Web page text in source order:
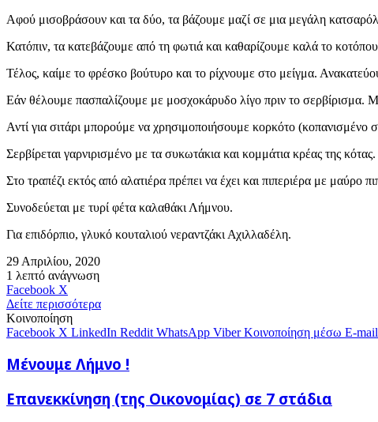
Αφού μισοβράσουν και τα δύο, τα βάζουμε μαζί σε μια μεγάλη
Κατόπιν, τα κατεβάζουμε από τη φωτιά και καθαρίζουμε καλά το
Τέλος, καίμε το φρέσκο βούτυρο και το ρίχνουμε στο μείγμα.
Εάν θέλουμε πασπαλίζουμε με μοσχοκάρυδο λίγο πριν το σερβίρισμα.
Αντί για σιτάρι μπορούμε να χρησιμοποιήσουμε κορκότο
Σερβίρεται γαρνιρισμένο με τα συκωτάκια και κομμάτια κρέας της κότας.
Στο τραπέζι εκτός από αλατιέρα πρέπει να έχει και πιπεριέρα με μαύρο
Συνοδεύεται με τυρί φέτα καλαθάκι Λήμνου.
Για επιδόρπιο, γλυκό κουταλιού νεραντζάκι Αχιλλαδέλη.
29 Απριλίου, 2020
1 λεπτό ανάγνωση
Facebook X
μέσω
E-
mail
Δείτε περισσότερα
Κοινοποίηση
Facebook X LinkedIn Reddit WhatsApp Viber Κοινοποίηση μέσω E-mail
Μένουμε
Λήμνο
Μένουμε Λήμνο !
Επανεκκίνηση
(της
Επανεκκίνηση (της Οικονομίας) σε 7 στάδια